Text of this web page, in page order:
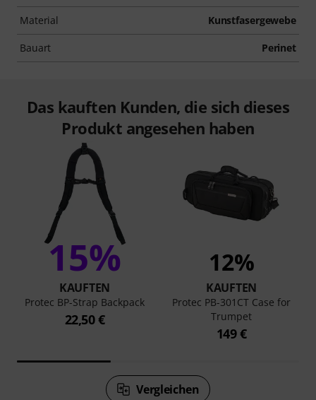
Material Kunstfasergewebe
Bauart Perinet
Das kauften Kunden, die sich dieses
Produkt angesehen haben
15%
KAUFTEN
Protec BP-Strap Backpack
22,50 €
12%
KAUFTEN
Protec PB-301CT Case for
Trumpet
149 €
Vergleichen